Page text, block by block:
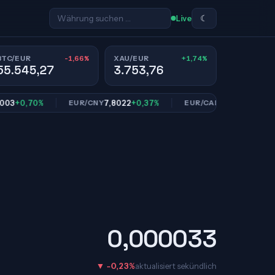
Live ☾
EUR -1,66% XAU/EUR +1,74%
3.753,76
EUR/CNY7,8022+0,37% EUR/CAD1,6112
0,000033
▼ -0,23%aktualisiert sekündlich